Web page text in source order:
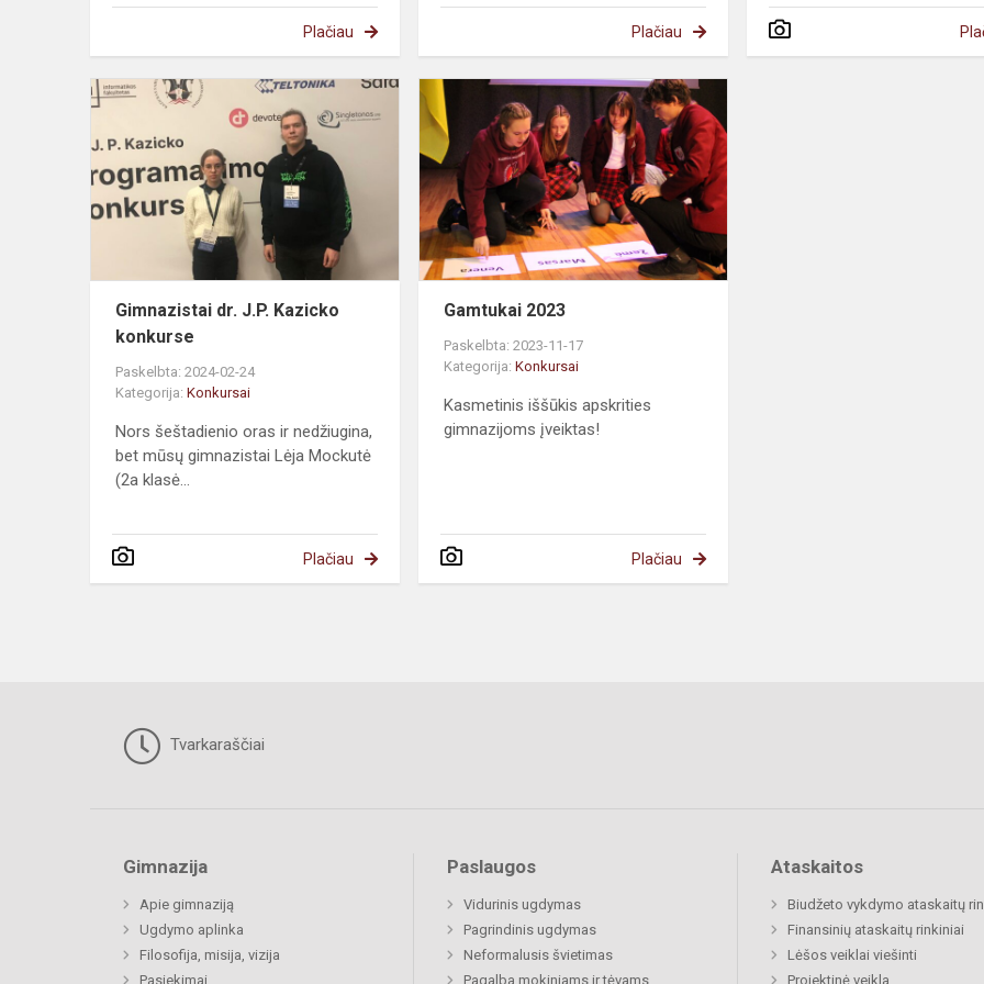
Plačiau Plačiau
Gimnazistai dr. J.P. Kazicko
konkurse
Paskelbta: 2024-02-24
Kategorija: Konkursai
Nors šeštadienio oras ir nedžiugina,
bet mūsų gimnazistai Lėja Mockutė
(2a klasė...
Plačiau
Gamtukai 2023
Paskelbta: 2023-11-17
Kategorija:Konkursai
Kasmetinis iššūkis apskrities
gimnazijoms įveiktas!
Plačiau
Tvarkaraščiai
Gimnazija
Apie gimnaziją
Ugdymo aplinka
Filosofija, misija, vizija
Pasiekimai
Paslaugos
Vidurinis ugdymas
Pagrindinis ugdymas
Neformalusis švietimas
Pagalba mokiniams ir tėvams
Ataskaitos
Biudžeto vykdymo ataskaitų
Finansinių ataskaitų rinkiniai
Lėšos veiklai viešinti
Projektinė veikla